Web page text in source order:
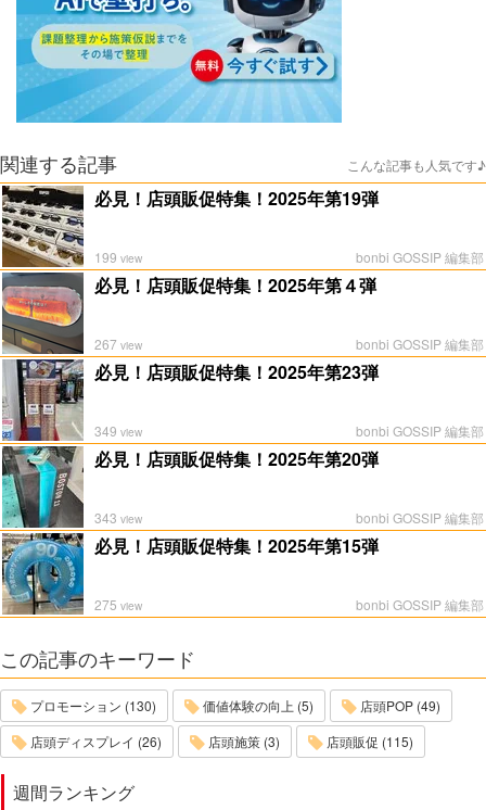
関連する記事 こんな記事も人気です♪
必見！店頭販促特集！2025年第19弾
bonbi GOSSIP 編集部
199 view
必見！店頭販促特集！2025年第４弾
bonbi GOSSIP 編集部
267 view
必見！店頭販促特集！2025年第23弾
bonbi GOSSIP 編集部
349 view
必見！店頭販促特集！2025年第20弾
bonbi GOSSIP 編集部
343 view
必見！店頭販促特集！2025年第15弾
bonbi GOSSIP 編集部
275 view
この記事のキーワード
プロモーション (130) 価値体験の向上 (5)
店頭POP (49)
店頭ディスプレイ (26)
店頭施策 (3) 店頭販促 (115)
週間ランキング